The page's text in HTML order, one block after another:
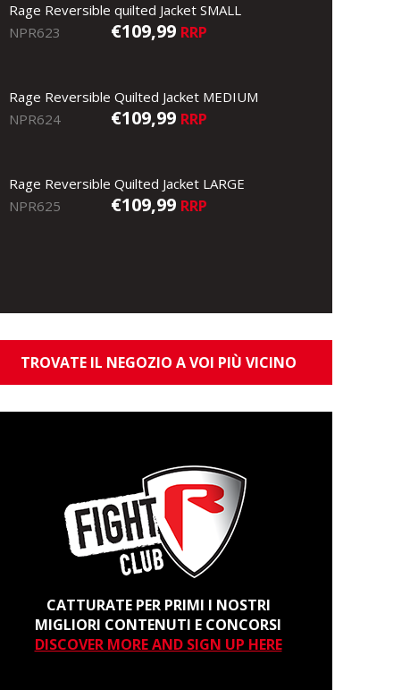
Rage Reversible quilted Jacket SMALL
NPR623
€109,99 RRP
Rage Reversible Quilted Jacket MEDIUM
NPR624
€109,99 RRP
Rage Reversible Quilted Jacket LARGE
NPR625
€109,99 RRP
TROVATE IL NEGOZIO A VOI PIÙ VICINO
CATTURATE PER PRIMI I NOSTRI
MIGLIORI CONTENUTI E CONCORSI
DISCOVER MORE AND SIGN UP HERE